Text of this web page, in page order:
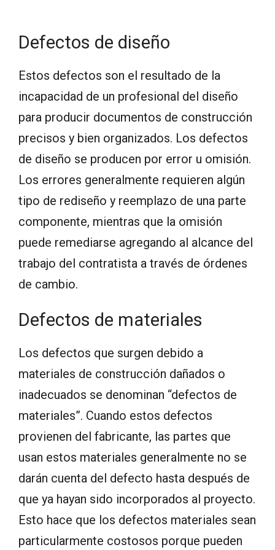
Defectos de diseño
Estos defectos son el resultado de la
incapacidad de un profesional del diseño
para producir documentos de construcción
precisos y bien organizados. Los defectos
de diseño se producen por error u omisión.
Los errores generalmente requieren algún
tipo de rediseño y reemplazo de una parte
componente, mientras que la omisión
puede remediarse agregando al alcance del
trabajo del contratista a través de órdenes
de cambio.
Defectos de materiales
Los defectos que surgen debido a
materiales de construcción dañados o
inadecuados se denominan “defectos de
materiales”. Cuando estos defectos
provienen del fabricante, las partes que
usan estos materiales generalmente no se
darán cuenta del defecto hasta después de
que ya hayan sido incorporados al proyecto.
Esto hace que los defectos materiales sean
particularmente costosos porque pueden